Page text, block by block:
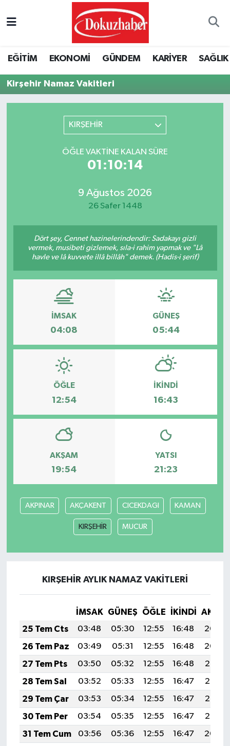
EĞİTİM EKONOMİ GÜNDEM KARİYER SAĞLIK
Kirşehir Namaz Vakitleri
KIRŞEHİR
ÖĞLE VAKTINE KALAN SÜRE
01:10:14
9 Ağustos 2026
26 Safer 1448
Dört şey, Cennet hazinelerindendir: Sadakayı gizli
vermek, musibeti gizlemek, sıla-i rahim yapmak ve "Lâ
havle ve lâ kuvvete illâ billâh" demek. (Hadis-i şerif)
İMSAK
04:08
GÜNEŞ
05:44
ÖĞLE
12:54
İKINDI
16:43
AKŞAM
19:54
YATSI
21:23
AKPINAR AKÇAKENT CICEKDAGI KAMAN
KIRŞEHİR MUCUR
KIRŞEHİR AYLIK NAMAZ VAKITLERI
İMSAK GÜNEŞ ÖĞLE İKINDI
25 Tem Cts
03:48 05:30 12:55 16:48
20:09
26 Tem Paz
03:49 05:31 12:55 16:48
20:09
27 Tem Pts
03:50 05:32 12:55 16:48
20:08
28 Tem Sal
03:52 05:33 12:55 16:47
20:07
29 Tem Çar
03:53 05:34 12:55 16:47
20:06
30 Tem Per
03:54 05:35 12:55 16:47
20:05
31 Tem Cum
03:56 05:36 12:55 16:47
20:04
Tüm Manşetler